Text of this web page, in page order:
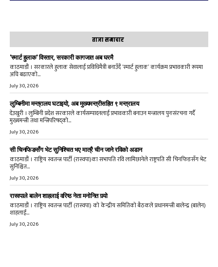
ताजा समाचार
‘स्मार्ट हुलाक’ विस्तार, सरकारी कागजात अब घरमै
काठमाडौं । सरकारले हुलाक सेवालाई प्रविधिमैत्री बनाउँदै ‘स्मार्ट हुलाक’ कार्यक्रम प्रभावकारी रूपमा
अघि बढाएको...
July 30, 2026
लुम्बिनीमा मन्त्रालय घटाइयो, अब मुख्यमन्त्रीसहित ९ मन्त्रालय
देउखुरी । लुम्बिनी प्रदेश सरकारले कार्यसम्पादनलाई प्रभावकारी बनाउन मन्त्रालय पुनःसंरचना गर्दै
मुख्यमन्त्री तथा मन्त्रिपरिषद्को...
July 30, 2026
सी चिनफिङसँग भेट सुनिश्चित भए मात्रै चीन जाने रविको अडान
काठमाडौं । राष्ट्रिय स्वतन्त्र पार्टी (रास्वपा)का सभापति रवि लामिछानेले राष्ट्रपति सी चिनफिङसँग भेट
सुनिश्चित...
July 30, 2026
रास्वपाले बालेन शाहलाई वरिष्ठ नेता मनोनित गर्‍यो
काठमाडौं । राष्ट्रिय स्वतन्त्र पार्टी (रास्वपा) को केन्द्रीय समितिको बैठकले प्रधानमन्त्री बालेन्द्र (बालेन)
शाहलाई...
July 30, 2026